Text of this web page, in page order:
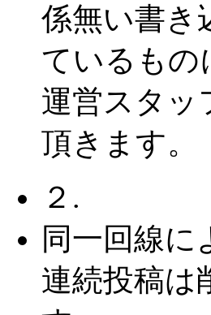
係無い書き
ているもの
運営スタッ
頂きます。
２.
同一回線に
連続投稿は